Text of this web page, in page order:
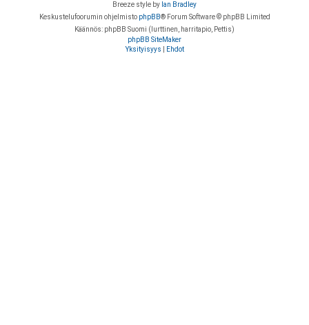
Breeze style by Ian Bradley
Keskustelufoorumin ohjelmisto phpBB® Forum Software © phpBB Limited
Käännös: phpBB Suomi (lurttinen, harritapio, Pettis)
phpBB SiteMaker
Yksityisyys
Ehdot